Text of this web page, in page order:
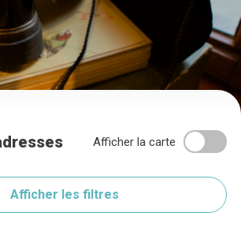
Afficher la carte
Afficher les filtres